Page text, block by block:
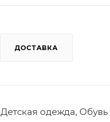
ДОСТАВКА
Детская одежда, Обувь